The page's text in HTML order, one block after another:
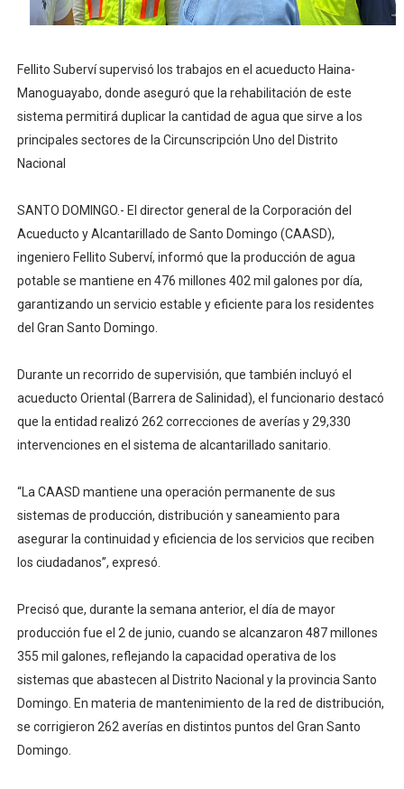
DGPCF: 55 años sembrando desarrollo y
Operativo interagencial frena delitos ambientales y
-Propeep y Gestión Presidencial encabezan entrega
Ministerio de Defensa siembra esperanza y protege
Fellito Suberví supervisó los trabajos en el acueducto Haina-
Manoguayabo, donde aseguró que la rehabilitación de este
sistema permitirá duplicar la cantidad de agua que sirve a los
principales sectores de la Circunscripción Uno del Distrito
Nacional
SANTO DOMINGO.- El director general de la Corporación del
Acueducto y Alcantarillado de Santo Domingo (CAASD),
ingeniero Fellito Suberví, informó que la producción de agua
potable se mantiene en 476 millones 402 mil galones por día,
garantizando un servicio estable y eficiente para los residentes
del Gran Santo Domingo.
Durante un recorrido de supervisión, que también incluyó el
acueducto Oriental (Barrera de Salinidad), el funcionario destacó
que la entidad realizó 262 correcciones de averías y 29,330
intervenciones en el sistema de alcantarillado sanitario.
“La CAASD mantiene una operación permanente de sus
sistemas de producción, distribución y saneamiento para
asegurar la continuidad y eficiencia de los servicios que reciben
los ciudadanos”, expresó.
Precisó que, durante la semana anterior, el día de mayor
producción fue el 2 de junio, cuando se alcanzaron 487 millones
355 mil galones, reflejando la capacidad operativa de los
sistemas que abastecen al Distrito Nacional y la provincia Santo
Domingo. En materia de mantenimiento de la red de distribución,
se corrigieron 262 averías en distintos puntos del Gran Santo
Domingo.